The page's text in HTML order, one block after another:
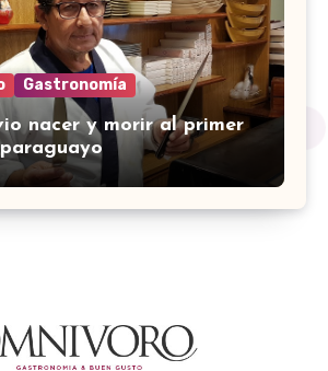
Gastronomía
nacer y morir al primer